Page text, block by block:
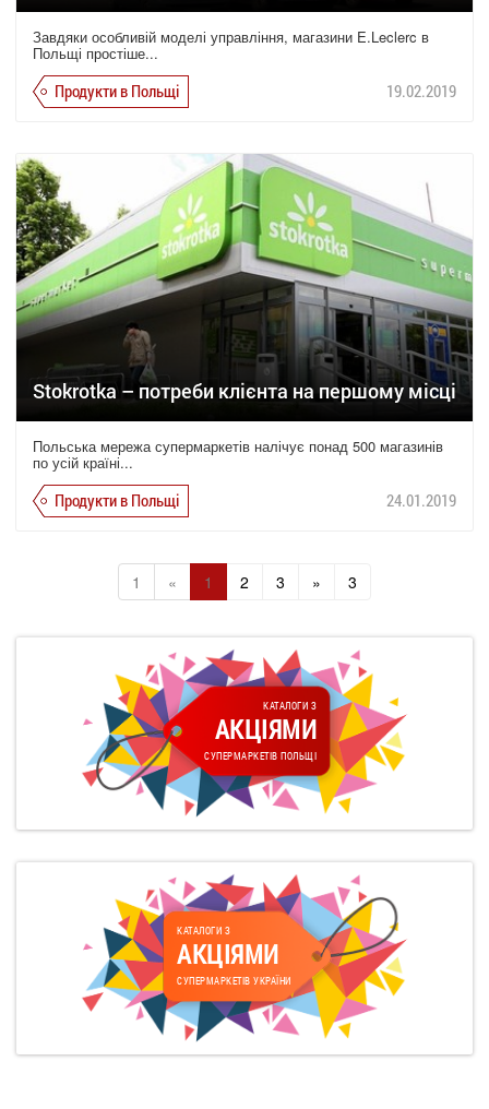
Завдяки особливій моделі управління, магазини E.Leclerc в
Польщі простіше...
Продукти в Польщі 19.02.2019
Stokrotka – потреби клієнта на першому місці
Польська мережа супермаркетів налічує понад 500 магазинів
по усій країні...
Продукти в Польщі 24.01.2019
1 « 1 2 3 » 3
КАТАЛОГИ З
АКЦІЯМИ
СУПЕРМАРКЕТІВ ПОЛЬЩІ
КАТАЛОГИ З
АКЦІЯМИ
СУПЕРМАРКЕТІВ УКРАЇНИ